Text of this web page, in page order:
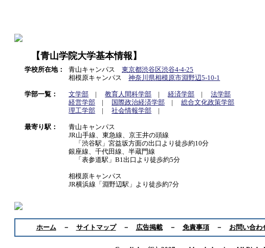
【青山学院大学基本情報】
学校所在地： 青山キャンパス東京都渋谷区渋谷4-4-25
相模原キャンパス神奈川県相模原市淵野辺5-10-1
学部一覧： 文学部 |教育人間科学部 |経済学部 |法学部
経営学部 | 国際政治経済学部 |総合文化政策学部
理工学部 |社会情報学部 |
最寄り駅：
青山キャンパス
JR山手線、東急線、京王井の頭線
「渋谷駅」宮益坂方面の出口より徒歩約10分
銀座線、千代田線、半蔵門線
「表参道駅」B1出口より徒歩約5分
相模原キャンパス
JR横浜線「淵野辺駅」より徒歩約7分
ホーム－ サイトマップ－ 広告掲載－ 免責事項－ お問い合わ